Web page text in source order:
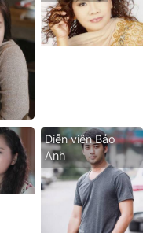
Diễn viên Bảo
Anh